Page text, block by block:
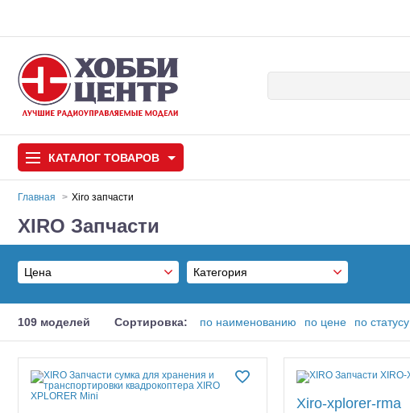
КАТАЛОГ ТОВАРОВ
Автомодели
Запчасти и аксессуары
Самолеты
Квадрокоптеры
Судомодели
Главная Xiro запчасти
XIRO Запчасти
109 моделей Сортировка: по наименованию по цене по статусу
Xiro-xplorer-rma
Цена
От
Категория
Квадрокоптеры
Зарядные устройства